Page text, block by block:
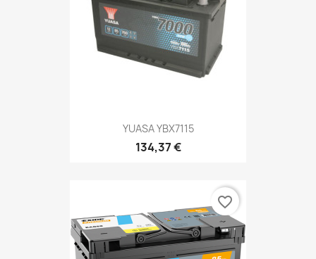
YUASA YBX7115
134,37 €
favorite_border